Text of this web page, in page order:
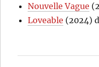
Nouvelle Vague
Loveable (2024)